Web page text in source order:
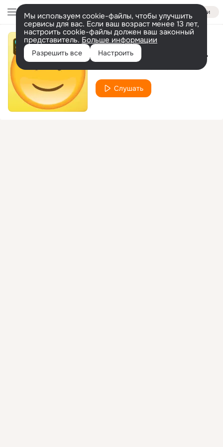
Войти
Мы используем cookie-файлы, чтобы улучшить
сервисы для вас. Если ваш возраст менее 13 лет,
настроить cookie-файлы должен ваш законный
представитель. Больше информации
Разрешить все Настроить Улыбайся хоть иногда [Acoustic]
Слушать